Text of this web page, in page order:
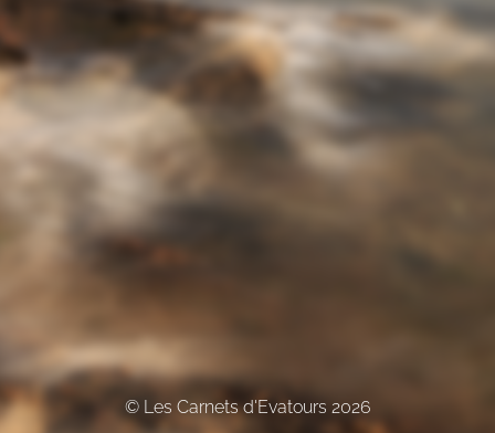
© Les Carnets d'Evatours 2026